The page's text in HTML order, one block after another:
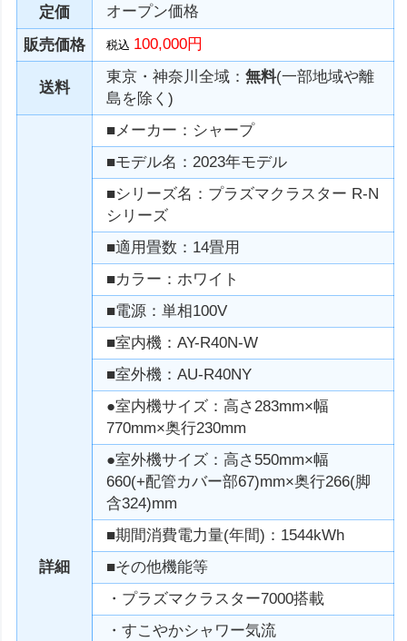
定価
オープン価格
販売価格
税込 100,000円
送料
東京・神奈川全域：無料(一部地域や離
島を除く)
詳細
■メーカー：シャープ
■モデル名：2023年モデル
■シリーズ名：プラズマクラスター R-N
シリーズ
■適用畳数：14畳用
■カラー：ホワイト
■電源：単相100V
■室内機：AY-R40N-W
■室外機：AU-R40NY
●室内機サイズ：高さ283mm×幅
770mm×奥行230mm
●室外機サイズ：高さ550mm×幅
660(+配管カバー部67)mm×奥行266(脚
含324)mm
■期間消費電力量(年間)：1544kWh
■その他機能等
・プラズマクラスター7000搭載
・すこやかシャワー気流